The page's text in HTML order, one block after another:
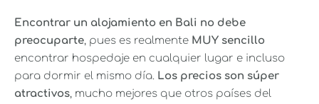
Encontrar un alojamiento en Bali no debe
preocuparte, pues es realmente MUY sencillo
encontrar hospedaje en cualquier lugar e incluso
para dormir el mismo día. Los precios son súper
atractivos, mucho mejores que otros países del